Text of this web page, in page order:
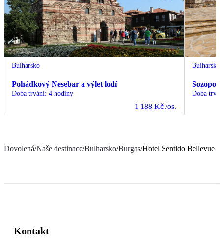
Bulharsko
Pohádkový Nesebar a výlet lodí
Doba trvání: 4 hodiny
1 188 Kč /os.
Bulharsko
Doba
Dovolená/Naše destinace/Bulharsko/Burgas/Hotel Sentido Bellevue
Kontakt